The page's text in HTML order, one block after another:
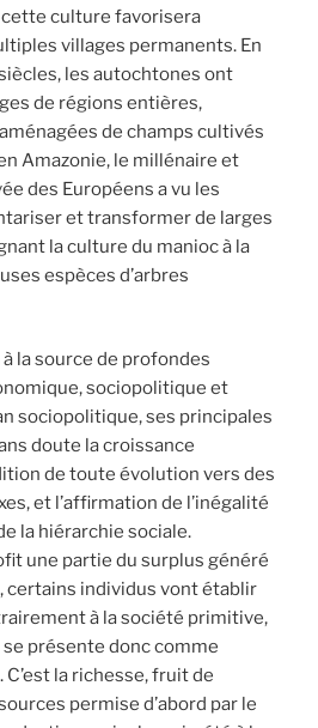
culture favorisera
villages permanents. En
les autochtones ont
de régions entières,
de champs cultivés
Amazonie, le millénaire et
des Européens a vu les
et transformer de larges
la culture du manioc à la
espèces d’arbres
la source de profondes
sociopolitique et
sociopolitique, ses principales
doute la croissance
de toute évolution vers des
et l’affirmation de l’inégalité
la hiérarchie sociale.
une partie du surplus généré
certains individus vont établir
à la société primitive,
présente donc comme
la richesse, fruit de
permise d’abord par le